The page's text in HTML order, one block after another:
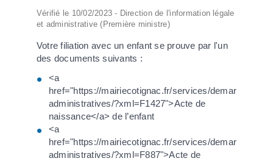
Vérifié le 10/02/2023 - Direction de l'information légale
et administrative (Première ministre)
Votre filiation avec un enfant se prouve par l'un
des documents suivants :
<a
href="https://mairiecotignac.fr/services/demarches-
administratives/?xml=F1427">Acte de
naissance</a> de l’enfant
<a
href="https://mairiecotignac.fr/services/demarches-
administratives/?xml=F887">Acte de